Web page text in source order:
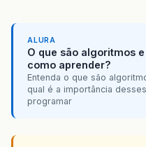
ALURA
O que são algoritmos
como aprender?
Entenda o que são
qual é a importância
programar